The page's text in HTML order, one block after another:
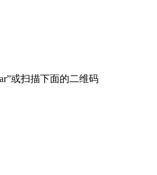
或扫描下面的二维码